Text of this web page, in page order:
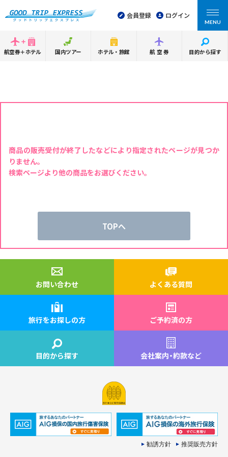
会員登録 ログイン
MENU
航空券＋ホテル 国内ツアー ホテル・旅館 航空券 目的から探す
商品の販売受付が終了したなどにより指定されたページが見つか
りません。
検索ページより他の商品をお選びください。
お問い合わせ よくある質問
旅行をお探しの方 ご予約済の方
目的から探す 会社案内・約款など
勧誘方針 推奨販売方針